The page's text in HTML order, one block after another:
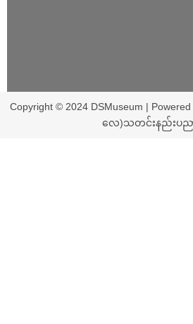
Copyright © 2024 DSMuseum |
လေ)သတင်းနည်းပည